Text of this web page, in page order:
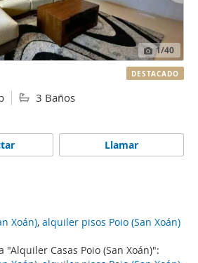
Casas Poio (San Xoán)":
1/40
3 Baños
Llamar
DESTACADO
Xoán), alquiler pisos Poio (San Xoán)